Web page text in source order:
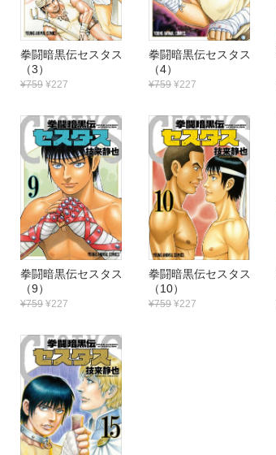
拳闘暗黒伝セスタス
（3）
¥759 ¥227
拳闘暗黒伝セスタス
（4）
¥759 ¥227
拳闘暗黒伝セスタス
（9）
¥759 ¥227
拳闘暗黒伝セスタス
（10）
¥759 ¥227